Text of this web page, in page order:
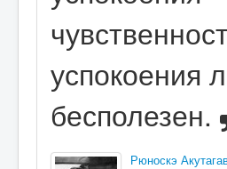
успокоения
бесполезен.
Рюноскэ